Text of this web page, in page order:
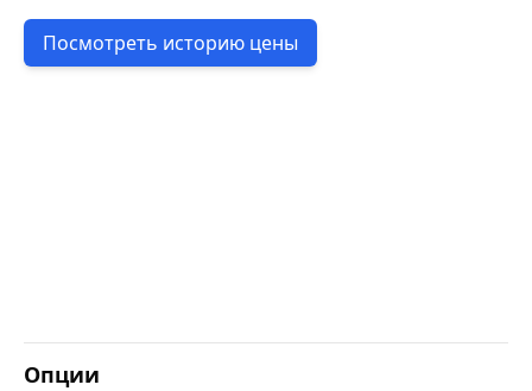
Посмотреть историю цены
Опции